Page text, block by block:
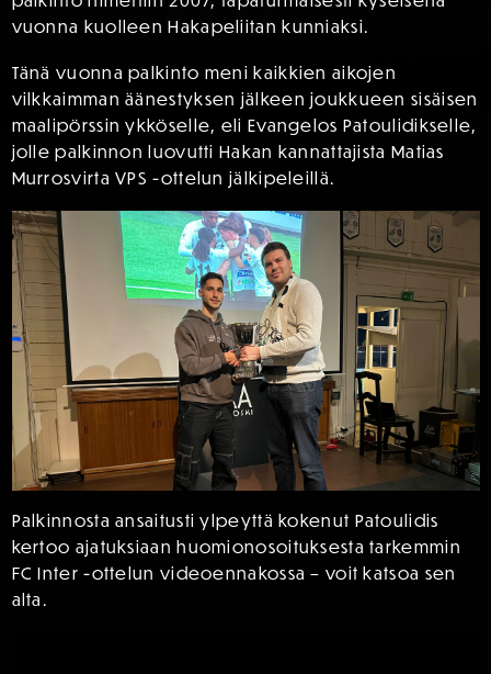
vuonna kuolleen Hakapeliitan kunniaksi.
Tänä vuonna palkinto meni kaikkien aikojen
vilkkaimman äänestyksen jälkeen joukkueen sisäisen
maalipörssin ykköselle, eli Evangelos Patoulidikselle,
jolle palkinnon luovutti Hakan kannattajista Matias
Murrosvirta VPS -ottelun jälkipeleillä.
Palkinnosta ansaitusti ylpeyttä kokenut Patoulidis
kertoo ajatuksiaan huomionosoituksesta tarkemmin
FC Inter -ottelun videoennakossa – voit katsoa sen
alta.